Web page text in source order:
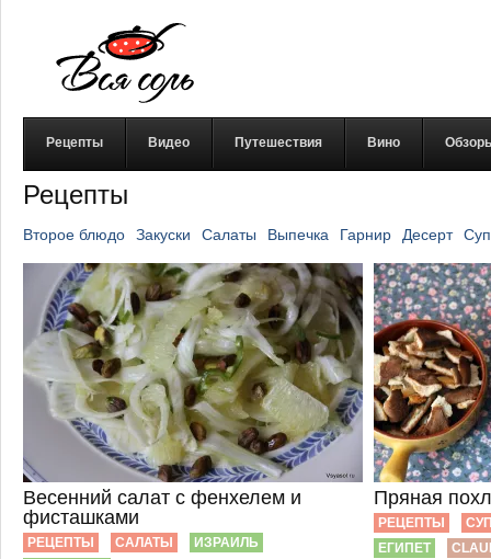
Рецепты Видео Путешествия Вино
Рецепты
Второе блюдо Закуски Салаты Выпечка Гарнир Десерт Суп
Весенний салат с фенхелем и
фисташками
РЕЦЕПТЫ САЛАТЫ
ИЗРАИЛЬ
Пряная
РЕЦЕПТЫ
ЕГИПЕТ